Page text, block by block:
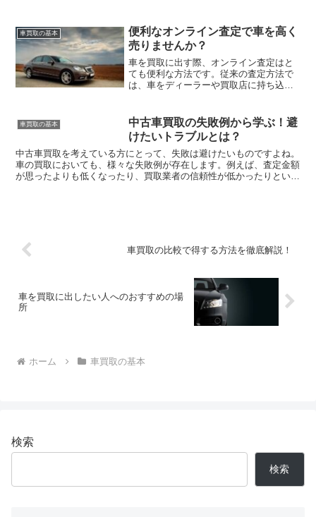
るのは手間がかかりますし、正直なとこ
ろどこに頼んで良いのかわか...
車買取の基本
便利なオンライン査定で車を高く
売りませんか？
車を買取に出す際、オンライン査定はと
ても便利な方法です。従来の査定方法で
は、車をディーラーや買取店に持ち込む
できます。しかも、複数の買取業者から
査定額を比較することがで...
車買取の基本
中古車買取の失敗例から学ぶ！避
けたいトラブルとは？
中古車買取を考えている方にとって、失敗は避けたいものですよね。
車の買取においても、様々な失敗例が存在します。例えば、査定金額
が思ったよりも低くなったり、買取業者の信頼性が低かったりといっ
車買取の比較で得する方法を徹底解説！
車を買取に出したい人へのおすすめの場
所
ホーム 車買取の基本
検索
検索